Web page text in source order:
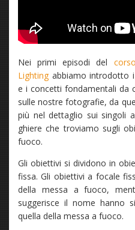
Nei primi episodi del
Lighting abbiamo introdotto
e i concetti fondamentali da
sulle nostre fotografie, da
più nel dettaglio sui singoli
ghiere che troviamo sugli
fuoco.
Gli obiettivi si dividono in
fissa. Gli obiettivi a focale
della messa a fuoco,
suggerisce il nome hanno
quella della messa a fuoco.